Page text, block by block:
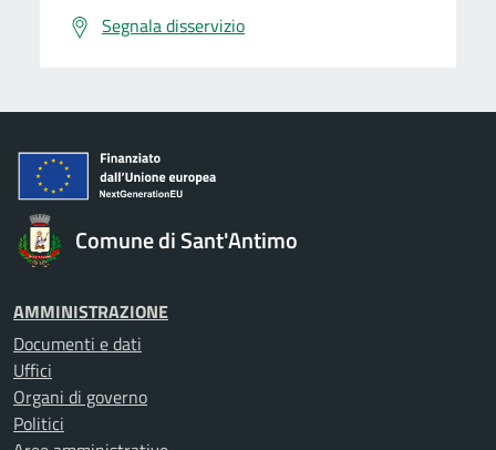
Segnala disservizio
Comune di Sant'Antimo
AMMINISTRAZIONE
Documenti e dati
Uffici
Organi di governo
Politici